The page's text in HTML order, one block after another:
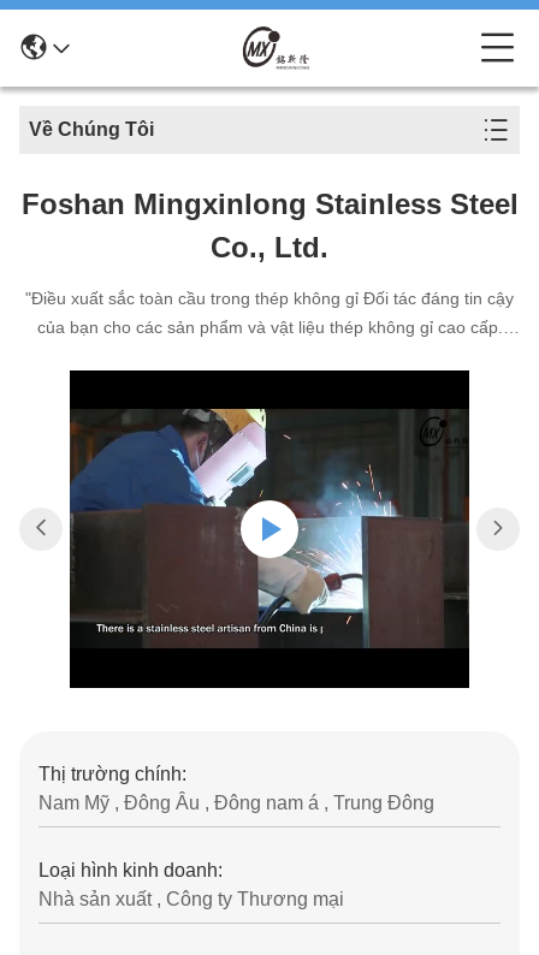
Về Chúng Tôi
Foshan Mingxinlong Stainless Steel
Co., Ltd.
"Điều xuất sắc toàn cầu trong thép không gỉ Đối tác đáng tin cậy
của bạn cho các sản phẩm và vật liệu thép không gỉ cao cấp.
Thị trường chính:
Nam Mỹ , Đông Âu , Đông nam á , Trung Đông
Loại hình kinh doanh:
Nhà sản xuất , Công ty Thương mại